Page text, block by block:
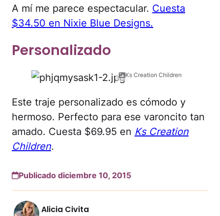
A mí me parece espectacular. Cuesta
$34.50 en Nixie Blue Designs.
Personalizado
Ks Creation Children
Este traje personalizado es cómodo y
hermoso. Perfecto para ese varoncito tan
amado. Cuesta $69.95 en Ks Creation
Children.
Publicado diciembre 10, 2015
Alicia Civita